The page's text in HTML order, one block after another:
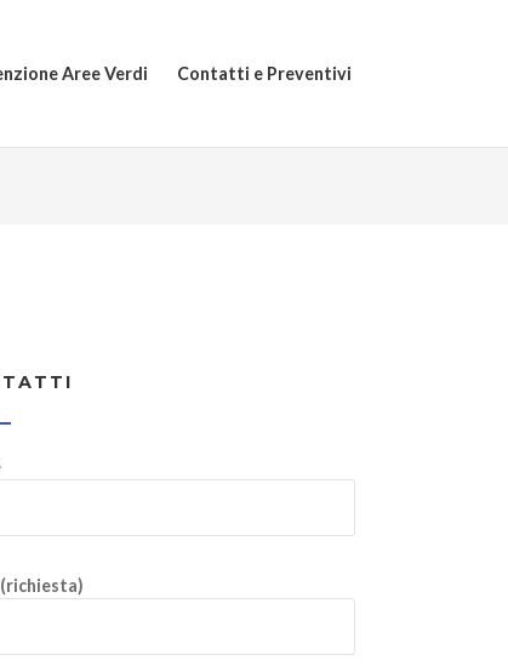
Aree Verdi Contatti e Preventivi